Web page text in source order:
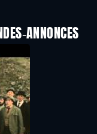
ANNONCES